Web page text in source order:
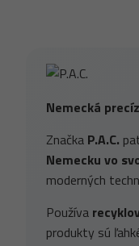
Nemecká
Značka P.A.C.
Nemecku vo
moderných
Používa
produkty sú